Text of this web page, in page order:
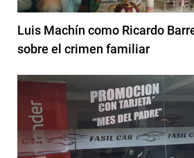
Luis Machín como Ricardo
sobre el crimen familiar